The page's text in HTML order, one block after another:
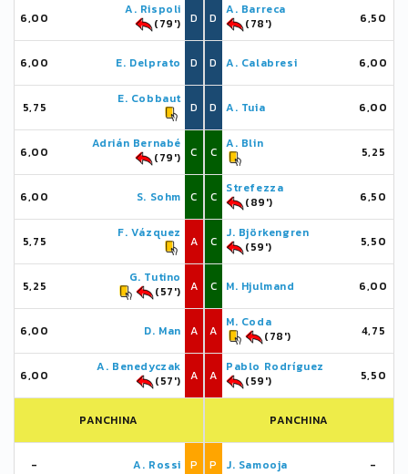
6,00
A. Rispoli
(79')
D
6,00 E. Delprato D
5,75
E. Cobbaut
D
6,00
Adrián Bernabé
(79')
C
6,00 S. Sohm C
5,75
F. Vázquez
A
5,25
G. Tutino
(57')
A
6,00 D. Man A
6,00
A. Benedyczak
(57')
A
PANCHINA
- A. Rossi P
D
A. Barreca
(78')
6,50
D A. Calabresi 6,00
D A. Tuia 6,00
C
A. Blin
5,25
C
Strefezza
(89')
6,50
C
J. Björkengren
(59')
5,50
C M. Hjulmand 6,00
A
M. Coda
(78')
4,75
A
Pablo Rodríguez
(59')
5,50
PANCHINA
P J. Samooja -